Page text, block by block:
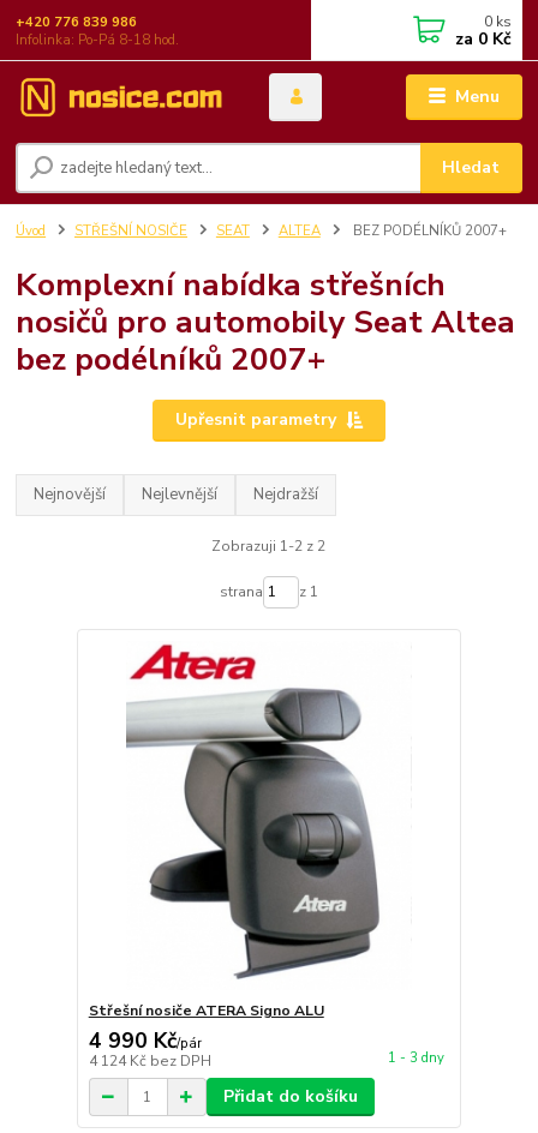
Menu
Hledat
+420 776 839 986
Infolinka: Po-Pá 8-18 hod.
0 ks
za 0 Kč
Úvod STŘEŠNÍ NOSIČE SEAT ALTEA BEZ PODÉLNÍKŮ 2007+
Komplexní nabídka střešních
nosičů pro automobily Seat Altea
bez podélníků 2007+
Upřesnit parametry
Nejnovější Nejlevnější Nejdražší
Zobrazuji 1-2 z 2
strana z 1
Střešní nosiče ATERA Signo ALU
4 990 Kč/pár
4 124 Kč bez DPH 1 - 3 dny
Přidat do košíku